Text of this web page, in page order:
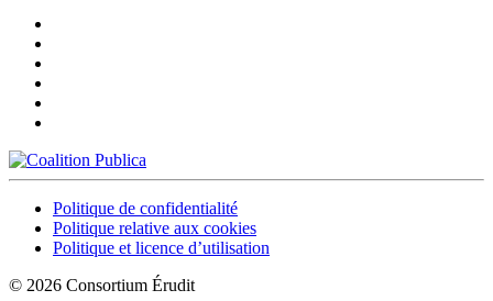
Politique de confidentialité
Politique relative aux cookies
Politique et licence d’utilisation
© 2026 Consortium Érudit